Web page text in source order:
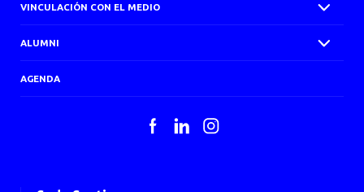
VINCULACIÓN CON EL MEDIO
ALUMNI
AGENDA
FacebookLinkedInInstagram